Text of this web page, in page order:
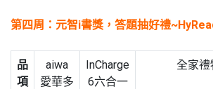
第四周：元智i書獎，答題抽好禮
品
項
aiwa
愛華多
InCharge
6六合一
全家